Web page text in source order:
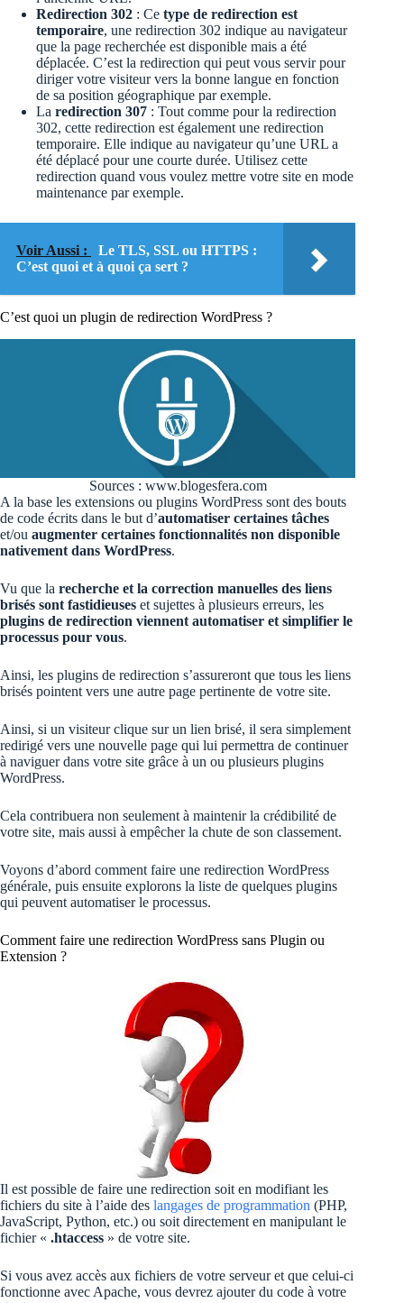
Redirection 302 : Ce type de redirection est
temporaire, une redirection 302 indique au navigateur
que la page recherchée est disponible mais a été
déplacée. C’est la redirection qui peut vous servir pour
diriger votre visiteur vers la bonne langue en fonction
de sa position géographique par exemple.
La redirection 307 : Tout comme pour la redirection
302, cette redirection est également une redirection
temporaire. Elle indique au navigateur qu’une URL a
été déplacé pour une courte durée. Utilisez cette
redirection quand vous voulez mettre votre site en mode
maintenance par exemple.
Voir Aussi :
Le TLS, SSL ou HTTPS :
C’est quoi et à quoi ça sert ?
C’est quoi un plugin de redirection WordPress ?
Sources : www.blogesfera.com
A la base les extensions ou plugins WordPress sont des bouts
de code écrits dans le but d’automatiser certaines tâches
et/ou augmenter certaines fonctionnalités non disponible
nativement dans WordPress.
Vu que la recherche et la correction manuelles des liens
brisés sont fastidieuses et sujettes à plusieurs erreurs, les
plugins de redirection viennent automatiser et simplifier le
processus pour vous.
Ainsi, les plugins de redirection s’assureront que tous les liens
brisés pointent vers une autre page pertinente de votre site.
Ainsi, si un visiteur clique sur un lien brisé, il sera simplement
redirigé vers une nouvelle page qui lui permettra de continuer
à naviguer dans votre site grâce à un ou plusieurs plugins
WordPress.
Cela contribuera non seulement à maintenir la crédibilité de
votre site, mais aussi à empêcher la chute de son classement.
Voyons d’abord comment faire une redirection WordPress
générale, puis ensuite explorons la liste de quelques plugins
qui peuvent automatiser le processus.
Comment faire une redirection WordPress sans Plugin ou
Extension ?
Il est possible de faire une redirection soit en modifiant les
fichiers du site à l’aide des langages de programmation (PHP,
JavaScript, Python, etc.) ou soit directement en manipulant le
fichier « .htaccess » de votre site.
Si vous avez accès aux fichiers de votre serveur et que celui-ci
fonctionne avec Apache, vous devrez ajouter du code à votre